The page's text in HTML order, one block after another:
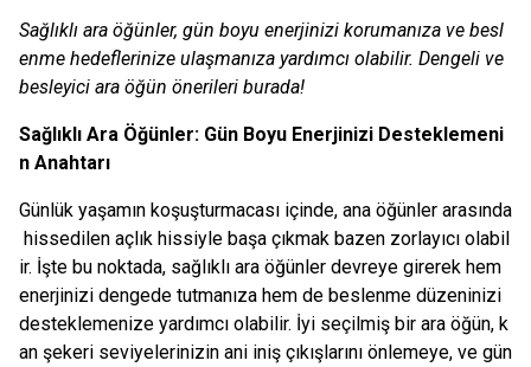
Sağlıklı ara öğünler, gün boyu enerjinizi korumanıza ve besl
enme hedeflerinize ulaşmanıza yardımcı olabilir. Dengeli ve
besleyici ara öğün önerileri burada!
Sağlıklı Ara Öğünler: Gün Boyu Enerjinizi Desteklemeni
n Anahtarı
Günlük yaşamın koşuşturmacası içinde, ana öğünler arasında
hissedilen açlık hissiyle başa çıkmak bazen zorlayıcı olabil
ir. İşte bu noktada, sağlıklı ara öğünler devreye girerek hem
enerjinizi dengede tutmanıza hem de beslenme düzeninizi
desteklemenize yardımcı olabilir. İyi seçilmiş bir ara öğün, k
an şekeri seviyelerinizin ani iniş çıkışlarını önlemeye, ve gün